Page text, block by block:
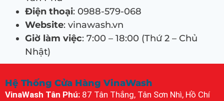
Điện thoại: 0988-579-068
Website: vinawash.vn
Giờ làm việc: 7:00 – 18:00 (Thứ 2 – Chủ
Nhật)
Hệ Thống Cửa Hàng VinaWash
VinaWash Tân Phú: 87 Tân Thắng, Tân Sơn Nhì, Hồ Chí